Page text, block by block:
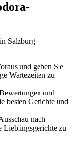
Salzburg
und geben Sie
Wartezeiten zu
und
besten Gerichte und
nach
Lieblingsgerichte zu